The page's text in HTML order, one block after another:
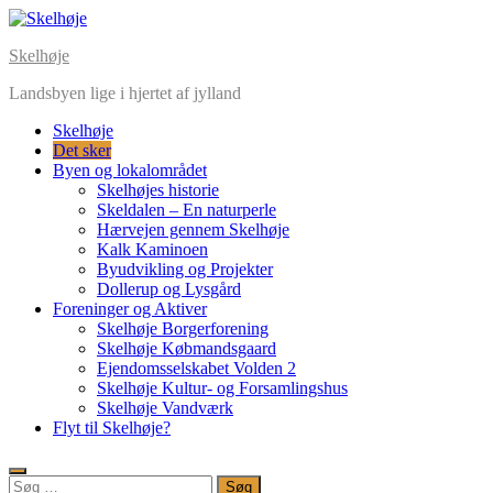
Skip
content
Skelhøje
Landsbyen lige i hjertet af jylland
Skelhøje
Det sker
Byen og lokalområdet
Skelhøjes historie
Skeldalen – En naturperle
Hærvejen gennem Skelhøje
Kalk Kaminoen
Byudvikling og Projekter
Dollerup og Lysgård
Foreninger og Aktiver
Skelhøje Borgerforening
Skelhøje Købmandsgaard
Ejendomsselskabet Volden 2
Skelhøje Kultur- og Forsamlingshus
Skelhøje Vandværk
Flyt til Skelhøje?
Søg